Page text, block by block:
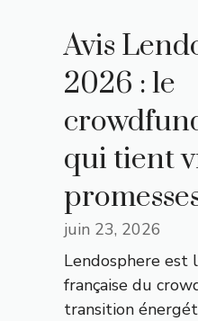
Avis
2026 : le
qui tient
juin 23, 2026
Lendosphere est
française du
transition